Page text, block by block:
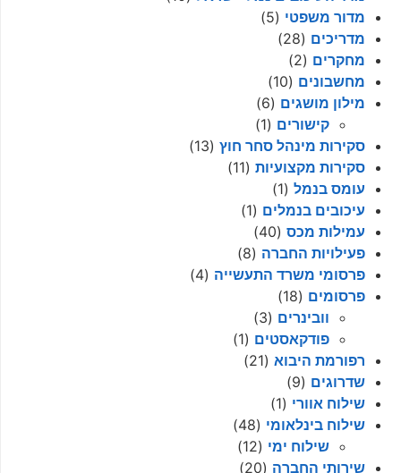
מדור משפטי (5)
מדריכים (28)
מחקרים (2)
מחשבונים (10)
מילון מושגים (6)
קישורים (1)
סקירות מינהל סחר חוץ (13)
סקירות מקצועיות (11)
עומס בנמל (1)
עיכובים בנמלים (1)
עמילות מכס (40)
פעילויות החברה (8)
פרסומי משרד התעשייה (4)
פרסומים (18)
וובינרים (3)
פודקאסטים (1)
רפורמת היבוא (21)
שדרוגים (9)
שילוח אוורי (1)
שילוח בינלאומי (48)
שילוח ימי (12)
שירותי החברה (20)